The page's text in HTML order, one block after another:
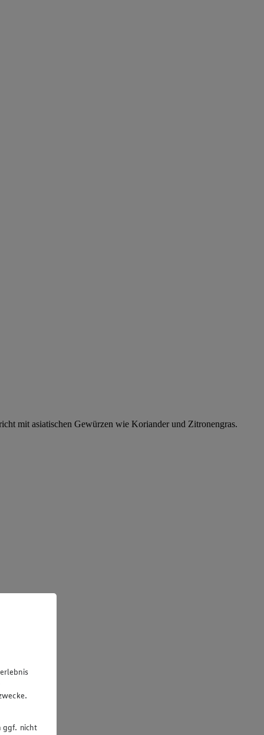
mit asiatischen Gewürzen wie Koriander und Zitronengras.
ggf. nicht